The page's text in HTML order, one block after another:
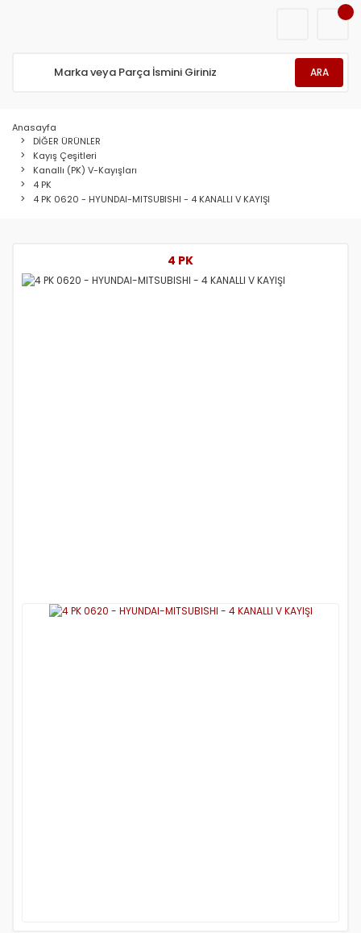
ARA
Anasayfa
DİĞER ÜRÜNLER
Kayış Çeşitleri
Kanallı (PK) V-Kayışları
4 PK
4 PK 0620 - HYUNDAI-MITSUBISHI - 4 KANALLI V KAYIŞI
4 PK